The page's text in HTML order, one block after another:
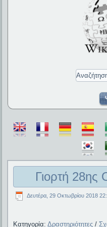
Γιορτή 28ης
Δευτέρα, 29 Οκτωβρίου 2018
Κατηγορία:Δραστηριότητες /